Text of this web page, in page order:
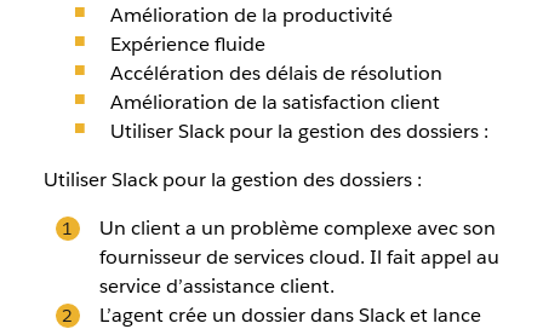
Amélioration de la productivité
Expérience fluide
Accélération des délais de résolution
Amélioration de la satisfaction client
Utiliser Slack pour la gestion des dossiers :
Utiliser Slack pour la gestion des dossiers :
Un client a un problème complexe avec son
fournisseur de services cloud. Il fait appel au
service d’assistance client.
L’agent crée un dossier dans Slack et lance